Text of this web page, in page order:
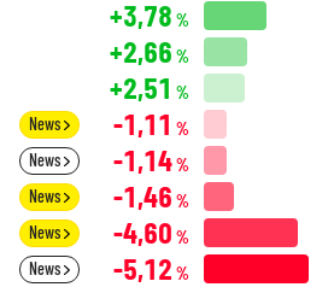
+3,78 %
+2,66 %
+2,51 %
News -1,11 %
News -1,14%
News -1,46 %
News -4,60 %
News -5,12 %